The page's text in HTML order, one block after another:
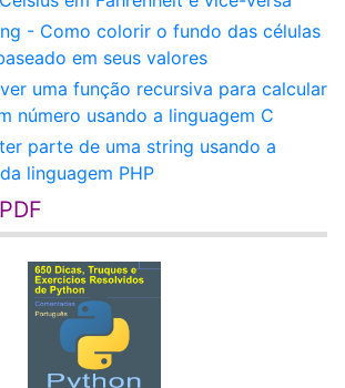
- Como colorir o fundo das células
em seus valores
uma função recursiva para calcular
número usando a linguagem C
parte de uma string usando a
linguagem PHP